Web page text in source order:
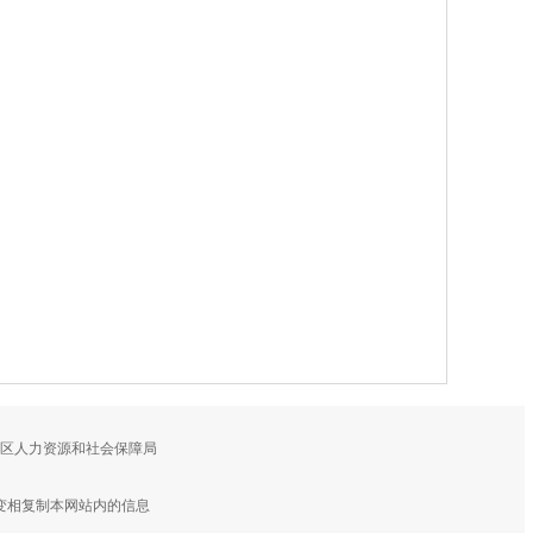
人力资源和社会保障局
复制本网站内的信息